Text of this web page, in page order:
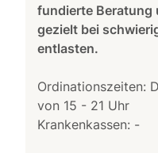
fundierte Beratung
gezielt bei
entlasten.
Ordinationszeiten:
von 15 - 21 Uhr
Krankenkassen: -